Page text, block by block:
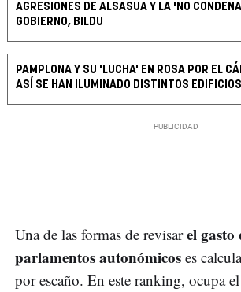
AGRESIONES DE ALSASUA Y LA 'NO
GOBIERNO, BILDU
PAMPLONA Y SU 'LUCHA' EN ROSA POR EL
ASÍ SE HAN ILUMINADO DISTINTOS
Una de las formas de revisarel gasto
parlamentos autonómicos es
por escaño. En este ranking, ocupa